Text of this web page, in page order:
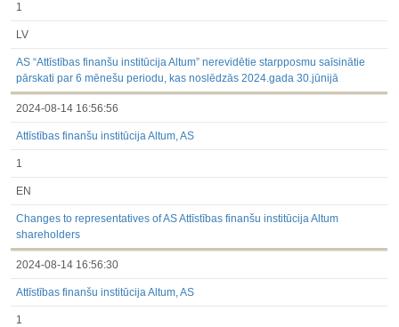
1
LV
AS “Attīstības finanšu institūcija Altum” nerevidētie starpposmu saīsinātie
pārskati par 6 mēnešu periodu, kas noslēdzās 2024.gada 30.jūnijā
2024-08-14 16:56:56
Attīstības finanšu institūcija Altum, AS
1
EN
Changes to representatives of AS Attīstības finanšu institūcija Altum
shareholders
2024-08-14 16:56:30
Attīstības finanšu institūcija Altum, AS
1